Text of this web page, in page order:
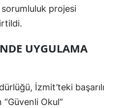
Karaman
Batman
Bartın
projesi
UYGULAMA
İzmit’teki başarılı
Okul”